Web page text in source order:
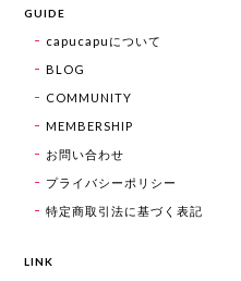
GUIDE
capucapuについて
BLOG
COMMUNITY
MEMBERSHIP
お問い合わせ
プライバシーポリシー
特定商取引法に基づく表記
LINK